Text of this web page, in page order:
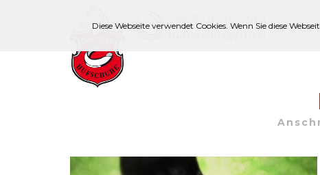
Diese Webseite verwendet Cookies. Wenn Sie diese